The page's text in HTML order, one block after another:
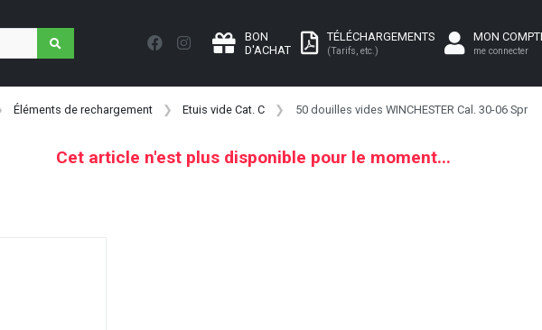
BON
D'ACHAT
TÉLÉCHARGEMENTS
(Tarifs, etc.)
MON
me connecter
Éléments de rechargement Etuis vide Cat. C 50 douilles vides WINCHESTER Cal. 30-06 Spr
Cet article n'est plus disponible pour le moment...